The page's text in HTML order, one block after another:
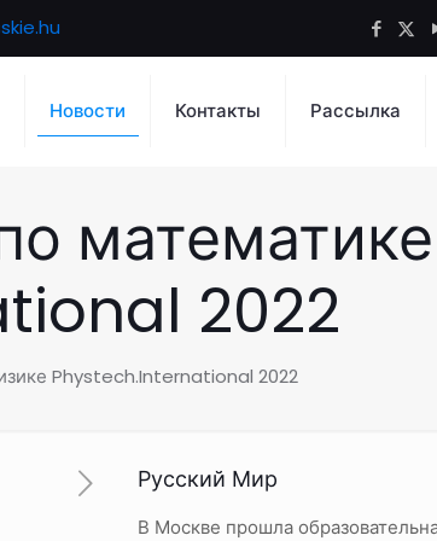
Новости Контакты Рассылка
2022
Phystech.International 2022
Русский Мир
В Москве прошла